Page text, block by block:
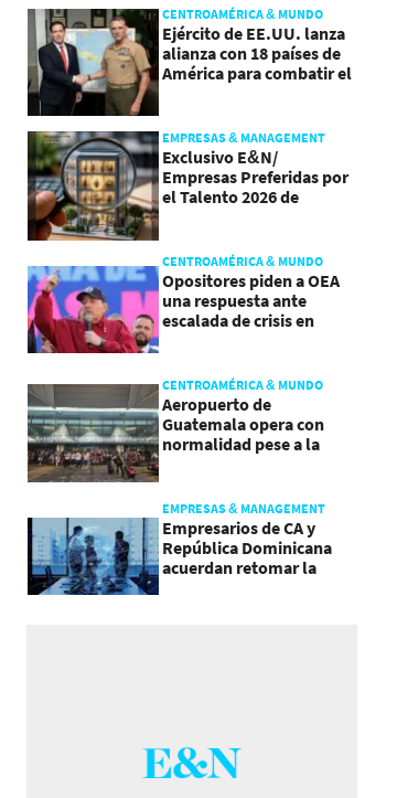
CENTROAMÉRICA & MUNDO
Ejército de EE.UU. lanza
alianza con 18 países de
América para combatir el
EMPRESAS & MANAGEMENT
Exclusivo E&N/
Empresas Preferidas por
el Talento 2026 de
CENTROAMÉRICA & MUNDO
Opositores piden a OEA
una respuesta ante
escalada de crisis en
CENTROAMÉRICA & MUNDO
Aeropuerto de
Guatemala opera con
normalidad pese a la
EMPRESAS & MANAGEMENT
Empresarios de CA y
República Dominicana
acuerdan retomar la